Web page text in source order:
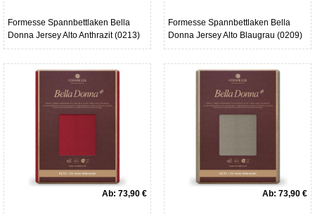
Formesse Spannbettlaken Bella
Donna Jersey Alto Anthrazit (0213)
Formesse Spannbettlaken Bella
Donna Jersey Alto Blaugrau (0209)
Ab: 73,90 € Ab: 73,90 €